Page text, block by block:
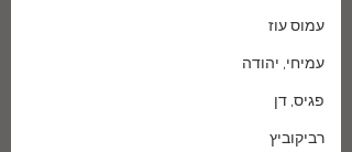
עמוס עוז
עמיחי, יהודה
פגיס, דן
רביקוביץ